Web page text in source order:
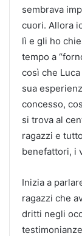
sembrava
cuori. Allora
lì e gli ho
tempo a
così che
sua
concesso,
si trova al
ragazzi e
benefattori, i
Inizia a
ragazzi che
dritti negli